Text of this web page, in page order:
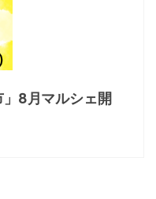
8月マルシェ開